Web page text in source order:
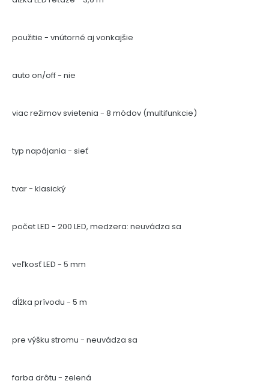
použitie - vnútorné aj vonkajšie
auto on/off - nie
viac režimov svietenia - 8 módov (multifunkcie)
typ napájania - sieť
tvar - klasický
počet LED - 200 LED, medzera: neuvádza sa
veľkosť LED - 5 mm
dĺžka prívodu - 5 m
pre výšku stromu - neuvádza sa
farba drôtu - zelená